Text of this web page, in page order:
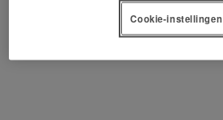
Cookie-instellingen